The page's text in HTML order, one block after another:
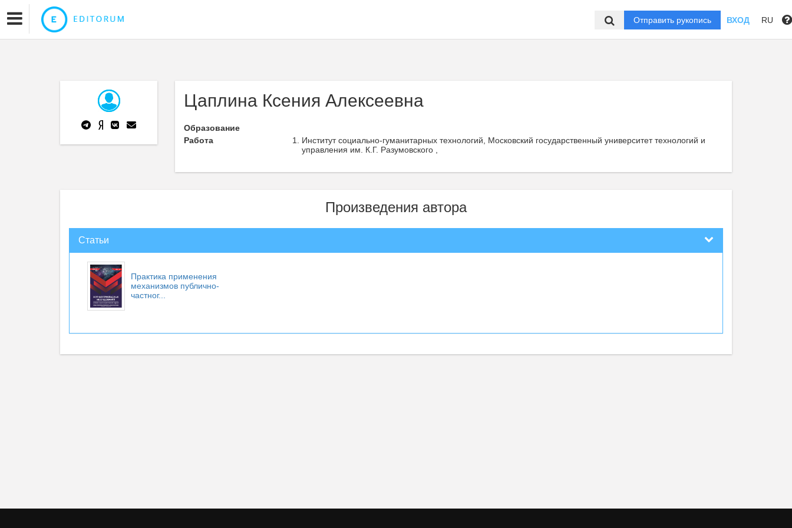
Отправить рукопись ВХОД RU
Цаплина Ксения Алексеевна
Образование
Работа
Институт социально-гуманитарных технологий, Московский государственный университет технологий и
управления им. К.Г. Разумовского ,
Произведения автора
Статьи
Практика применения
механизмов публично-
частног...